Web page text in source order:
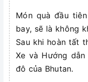
Món quà đầu
bay, sẽ là không
Sau khi hoàn tất
Xe và Hướng
đô của Bhutan.